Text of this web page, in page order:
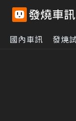
國內車訊 發燒